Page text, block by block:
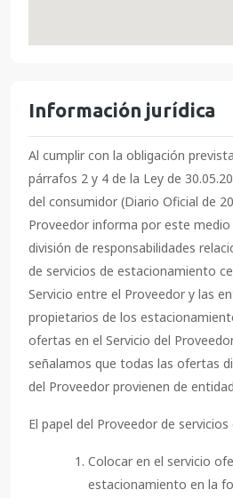
Información jurídica
Al cumplir con la obligación
párrafos 2 y 4 de la Ley de
del consumidor (Diario Oficial de
Proveedor informa por este
división de responsabilidades
de servicios de estacionamiento
Servicio entre el Proveedor y las
propietarios de los
ofertas en el Servicio del
señalamos que todas las ofertas
del Proveedor provienen de
El papel del Proveedor de servicios
Colocar en el servicio
estacionamiento en la